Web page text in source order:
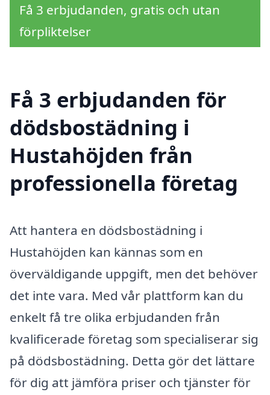
Få 3 erbjudanden, gratis och utan
förpliktelser
Få 3 erbjudanden för
dödsbostädning i
Hustahöjden från
professionella företag
Att hantera en dödsbostädning i
Hustahöjden kan kännas som en
överväldigande uppgift, men det behöver
det inte vara. Med vår plattform kan du
enkelt få tre olika erbjudanden från
kvalificerade företag som specialiserar sig
på dödsbostädning. Detta gör det lättare
för dig att jämföra priser och tjänster för